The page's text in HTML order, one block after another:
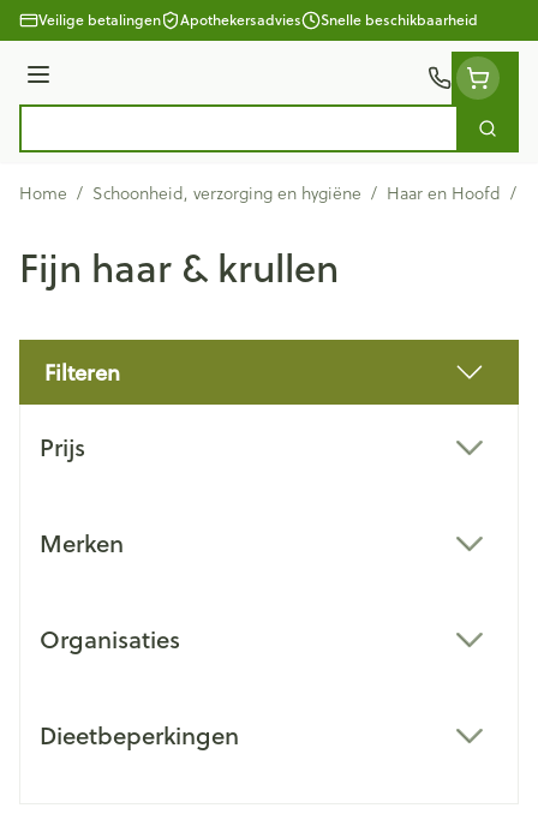
Ga naar de inhoud
Veilige betalingen Apothekersadvies Snelle beschikbaarheid
Menu
Zoek
Home / Schoonheid, verzorging en hygiëne / Haar en Hoofd /
Fijn haar & krullen
Filteren
Prijs
Merken
Organisaties
Dieetbeperkingen